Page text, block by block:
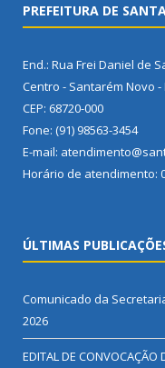
PREFEITURA DE
End.: Rua Frei Daniel de
Centro - Santarém Novo -
CEP: 68720-000
Fone: (91) 98563-3454
E-mail:
Horário de atendimento:
ÚLTIMAS
Comunicado da
2026
EDITAL DE CONVOCAÇÃO